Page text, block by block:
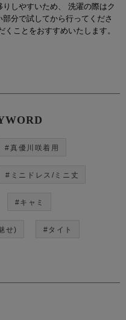
しやすいため、 洗濯の際はク
分で試してから行ってくださ
ことをおすすめいたします。
#真優川咲着用
#ミニドレス/ミニ丈
#キャミ
せ) #タイト